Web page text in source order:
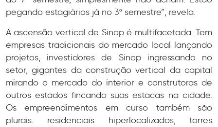
pegando estagiários já no 3º semestre”, revela.
A ascensão vertical de Sinop é multifacetada. Tem
empresas tradicionais do mercado local lançando
projetos, investidores de Sinop ingressando no
setor, gigantes da construção vertical da capital
mirando o mercado do interior e construtoras de
outros estados fincando suas estacas na cidade.
Os empreendimentos em curso também são
plurais: residenciais hiperlocalizados, torres